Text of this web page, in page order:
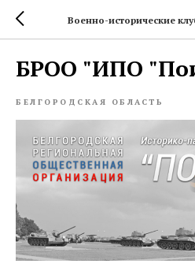
Военно-исторические
БРОО "ИПО
БЕЛГОРОДСКАЯ ОБЛАСТЬ